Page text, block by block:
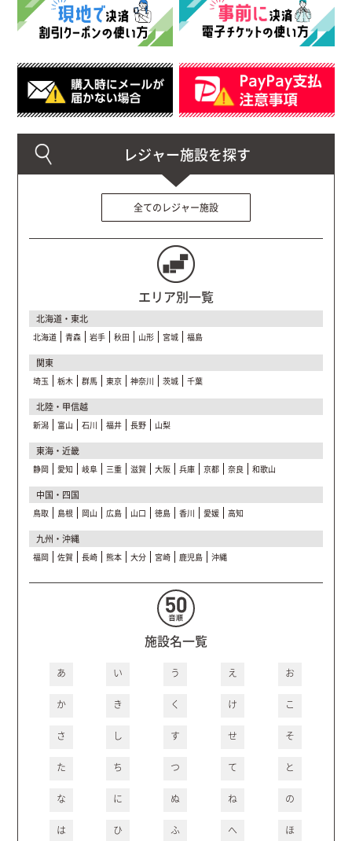
全てのレジャー施設
エリア別一覧
北海道・東北
北海道 青森 岩手 秋田 山形 宮城 福島
関東
埼玉 栃木 群馬 東京 神奈川 茨城 千葉
北陸・甲信越
新潟 富山 石川 福井 長野 山梨
東海・近畿
静岡 愛知 岐阜 三重 滋賀 大阪 兵庫 京都 奈良 和歌山
中国・四国
鳥取 島根 岡山 広島 山口 徳島 香川 愛媛 高知
九州・沖縄
福岡 佐賀 長崎 熊本 大分 宮崎 鹿児島 沖縄
施設名一覧
あ い う え お
か き く け こ
さ し す せ そ
た ち つ て と
な に ぬ ね の
は ひ ふ へ ほ